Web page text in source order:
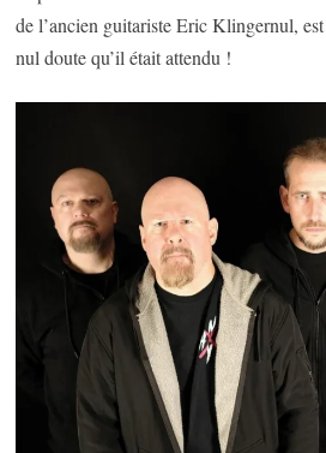
de l’ancien guitariste Eric Klingernul,
nul doute qu’il était attendu !